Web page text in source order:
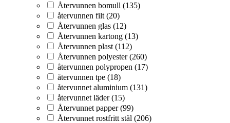
Återvunnen bomull (135)
återvunnen filt (20)
Återvunnen glas (12)
Återvunnen kartong (13)
Återvunnen plast (112)
Återvunnen polyester (260)
återvunnen polypropen (17)
återvunnen tpe (18)
återvunnet aluminium (131)
återvunnet läder (15)
Återvunnet papper (99)
Återvunnet rostfritt stål (206)